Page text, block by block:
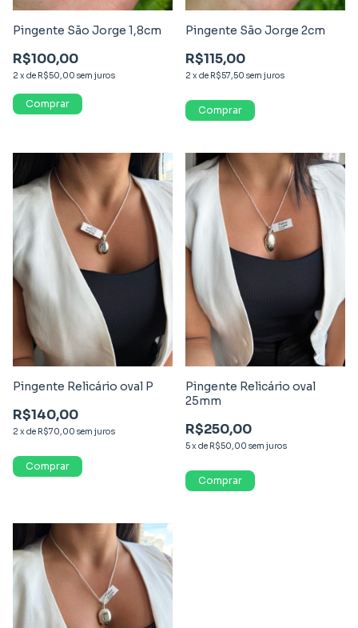
Pingente São Jorge 1,8cm
R$100,00
2 x de R$50,00 sem juros
Pingente São Jorge 2cm
R$115,00
2 x de R$57,50 sem juros
Pingente Relicário oval P
R$140,00
2 x de R$70,00 sem juros
Pingente Relicário oval
25mm
R$250,00
5x de R$50,00 sem juros